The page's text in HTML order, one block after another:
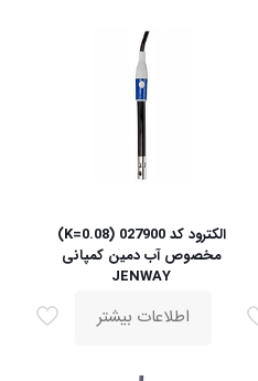
الکترود کد 027900 (K=0.08)
مخصوص آب دمین کمپانی
JENWAY
اطلاعات بیشتر